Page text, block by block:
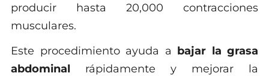
producir hasta 20,000 contracciones
musculares.
Este procedimiento ayuda a bajar la grasa
abdominal rápidamente y mejorar la